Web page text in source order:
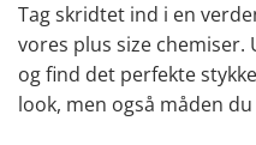
Tag skridtet ind i en
vores plus size
og find det perfekte
look, men også måden